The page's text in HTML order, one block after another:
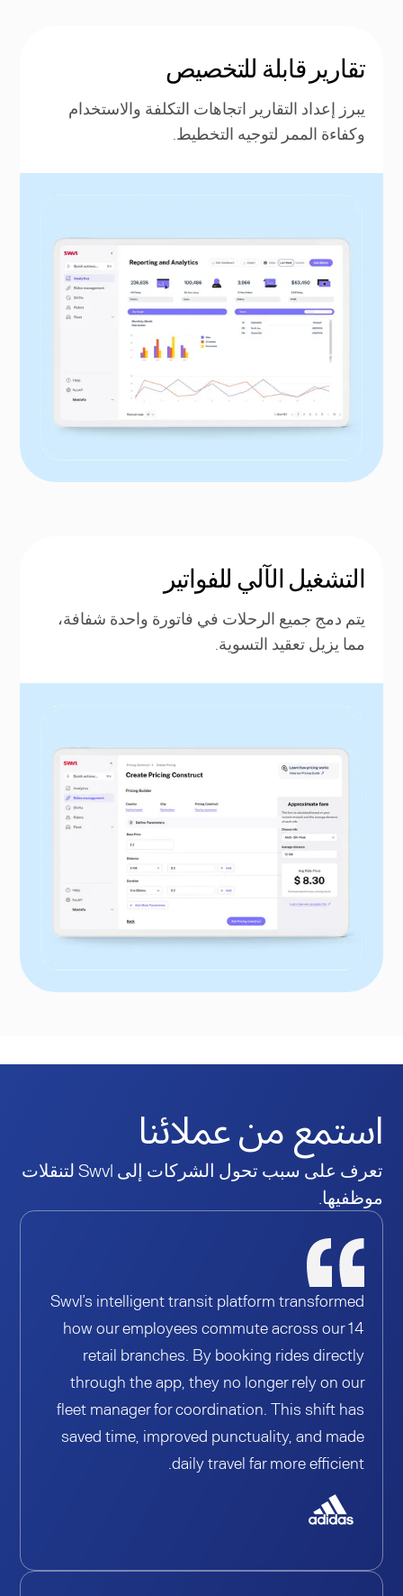
تقارير قابلة للتخصيص
يبرز إعداد التقارير اتجاهات التكلفة والاستخدام
وكفاءة الممر لتوجيه التخطيط.
التشغيل الآلي للفواتير
يتم دمج جميع الرحلات في فاتورة واحدة شفافة،
مما يزيل تعقيد التسوية.
استمع من عملائنا
تعرف على سبب تحول الشركات إلى Swvl لتنقلات
موظفيها.
Swvl’s intelligent transit platform transformed
how our employees commute across our 14
retail branches. By booking rides directly
through the app, they no longer rely on our
fleet manager for coordination. This shift has
saved time, improved punctuality, and made
daily travel far more efficient.